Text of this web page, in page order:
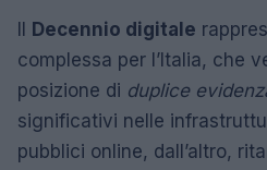
Decennio digitale
complessa per l’Italia, che
posizione di duplice
significativi nelle
pubblici online, dall’altro,